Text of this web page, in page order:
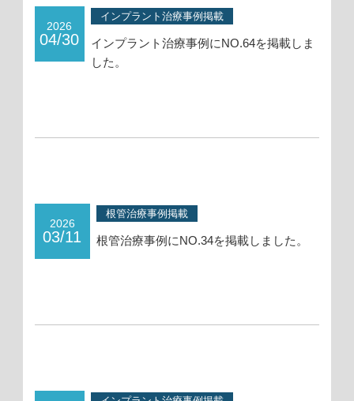
2026
04/30
インプラント治療事例掲載
インプラント治療事例にNO.64を掲載しま
した。
2026
03/11
根管治療事例掲載
根管治療事例にNO.34を掲載しました。